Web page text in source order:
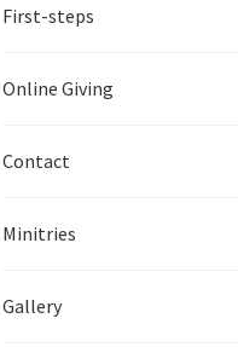
First-steps
Online Giving
Contact
Minitries
Gallery